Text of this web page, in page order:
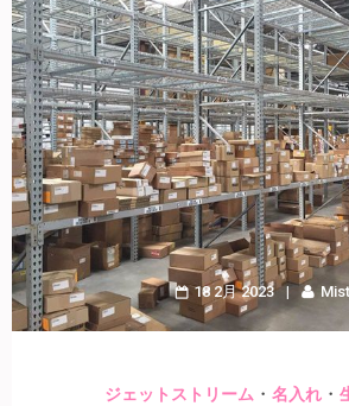
18 2月 2023
ジェットストリーム・ 名入れ・